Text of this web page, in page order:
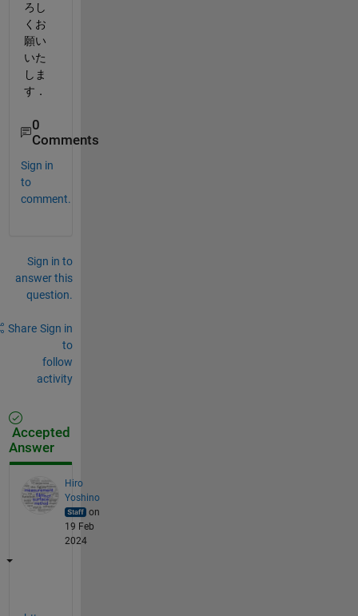
ろし
くお
願い
いた
しま
す．
0
Comments
Sign in
to
comment.
Sign in to
answer this
question.
Share Sign in
to
follow
activity
Accepted
Answer
Hiro
Yoshino
on
19 Feb
2024